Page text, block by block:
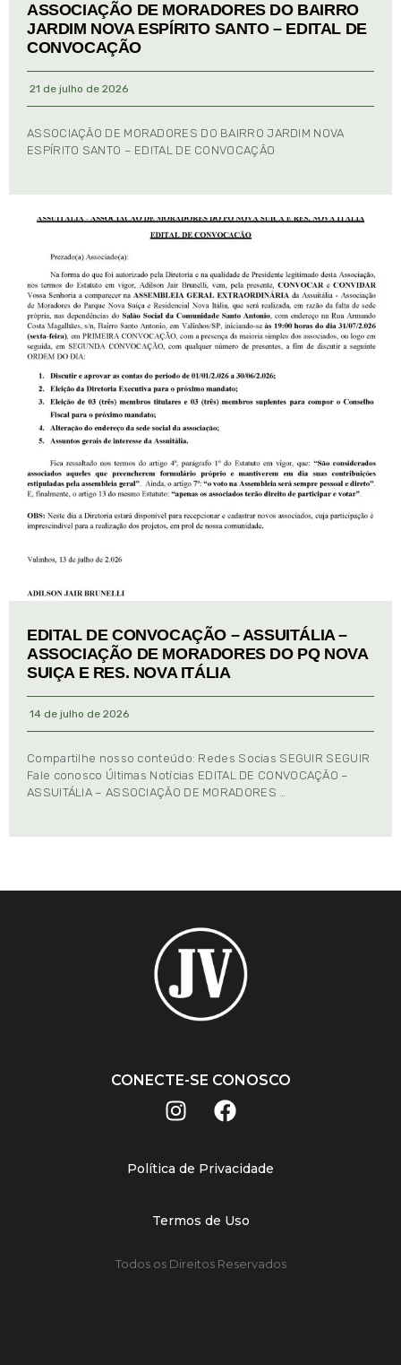
ASSOCIAÇÃO DE MORADORES DO BAIRRO
JARDIM NOVA ESPÍRITO SANTO – EDITAL DE
CONVOCAÇÃO
21 de julho de 2026
ASSOCIAÇÃO DE MORADORES DO BAIRRO JARDIM NOVA
ESPÍRITO SANTO – EDITAL DE CONVOCAÇÃO
EDITAL DE CONVOCAÇÃO – ASSUITÁLIA –
ASSOCIAÇÃO DE MORADORES DO PQ NOVA
SUIÇA E RES. NOVA ITÁLIA
14 de julho de 2026
Compartilhe nosso conteúdo: Redes Socias SEGUIR SEGUIR
Fale conosco Últimas Notícias EDITAL DE CONVOCAÇÃO –
ASSUITÁLIA – ASSOCIAÇÃO DE MORADORES …
CONECTE-SE CONOSCO
Política de Privacidade
Termos de Uso
Todos os Direitos Reservados